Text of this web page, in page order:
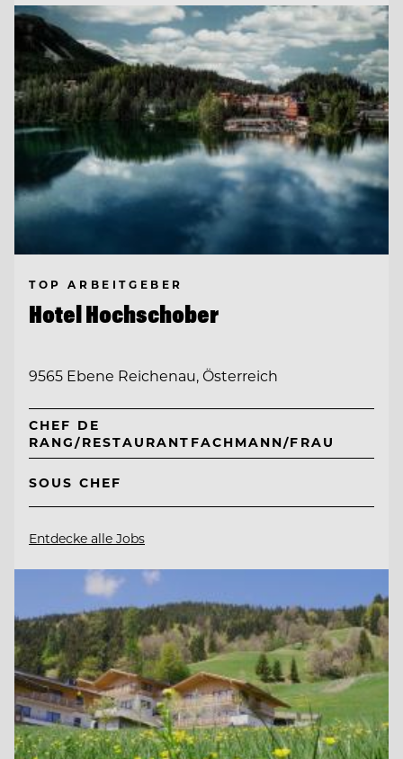
TOP ARBEITGEBER
Hotel Hochschober
9565 Ebene Reichenau, Österreich
CHEF DE
RANG/RESTAURANTFACHMANN/FRAU
SOUS CHEF
Entdecke alle Jobs